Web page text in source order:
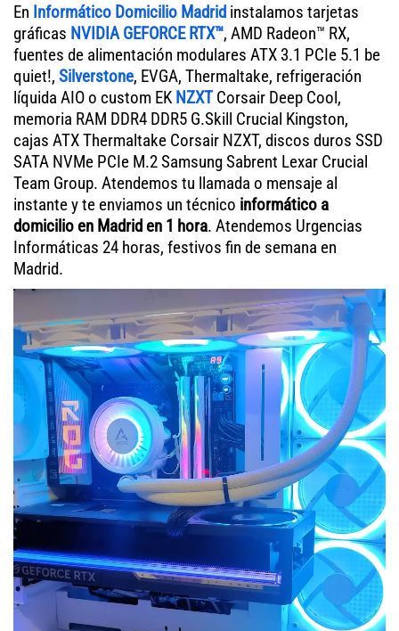
En Informático Domicilio Madrid instalamos tarjetas
gráficas NVIDIA GEFORCE RTX™, AMD Radeon™ RX,
fuentes de alimentación modulares ATX 3.1 PCIe 5.1 be
quiet!, Silverstone, EVGA, Thermaltake, refrigeración
líquida AIO o custom EK NZXTCorsair Deep Cool,
memoria RAM DDR4 DDR5 G.Skill Crucial Kingston,
cajas ATX Thermaltake Corsair NZXT, discos duros SSD
SATA NVMe PCIe M.2 Samsung Sabrent Lexar Crucial
Team Group. Atendemos tu llamada o mensaje al
instante y te enviamos un técnico informático a
domicilio en Madrid en 1 hora. Atendemos Urgencias
Informáticas 24 horas, festivos fin de semana en
Madrid.